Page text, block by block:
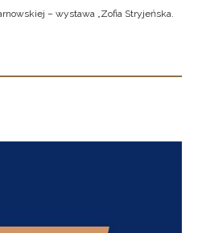
– wystawa „Zofia Stryjeńska.